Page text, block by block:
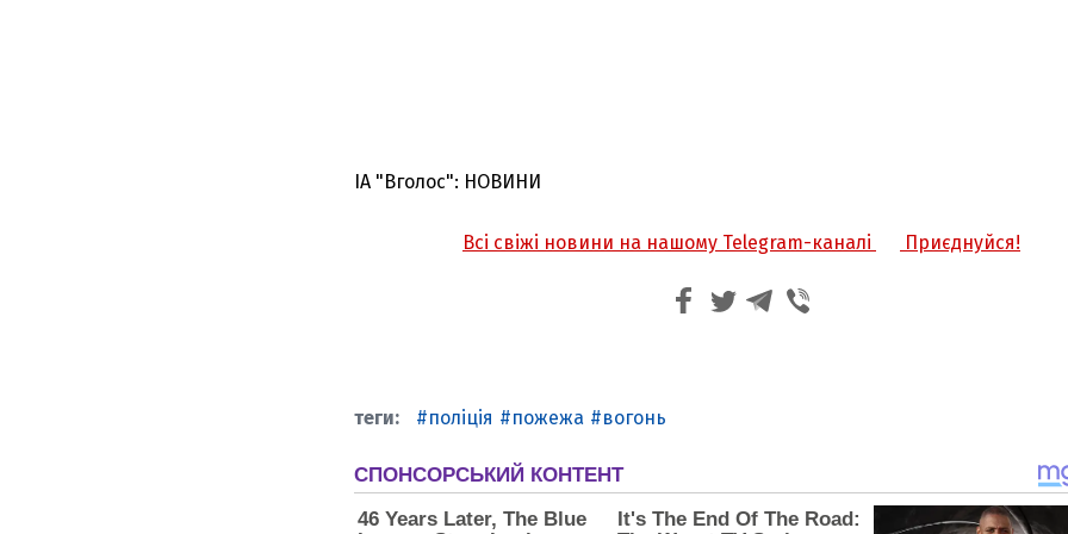
ІА "Вголос": НОВИНИ
Всі свіжі новини на нашому Telegram-каналі Приєднуйся!
поліція пожежа вогонь